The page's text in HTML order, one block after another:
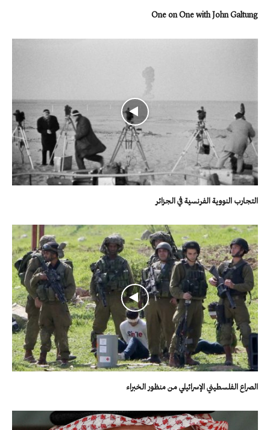
One on One with John Galtung
التجارب النووية الفرنسية في الجزائر
الصراع الفلسطيني الإسرائيلي من منظور الخبراء